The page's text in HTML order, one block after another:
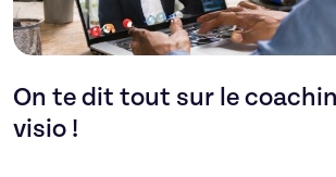
On te dit tout sur le
visio !